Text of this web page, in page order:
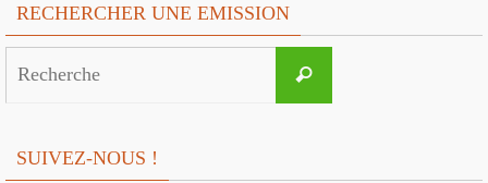
RECHERCHER UNE EMISSION
Recherche
SUIVEZ-NOUS !